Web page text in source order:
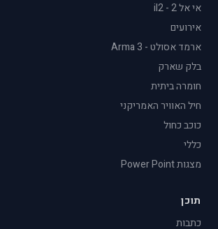
אי אל 2 - il2
אירועים
ארמד אסולט - Arma 3
בלק שארק
חומרה ביתית
חיל האוויר האמריקני
כוכב כחול
כללי
מצגות Power Point
תוכן
כתבות